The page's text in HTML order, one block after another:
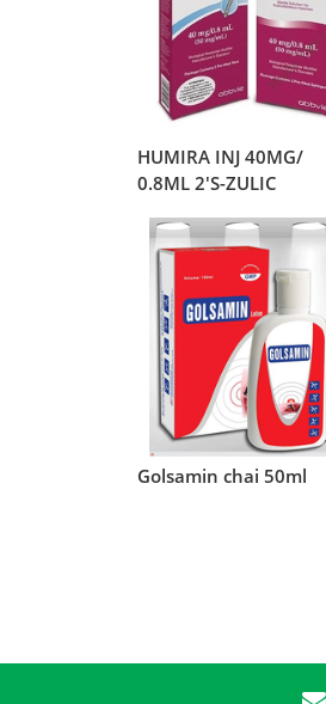
HUMIRA INJ 40MG/
0.8ML 2'S-ZULIC
Golsamin chai 50ml